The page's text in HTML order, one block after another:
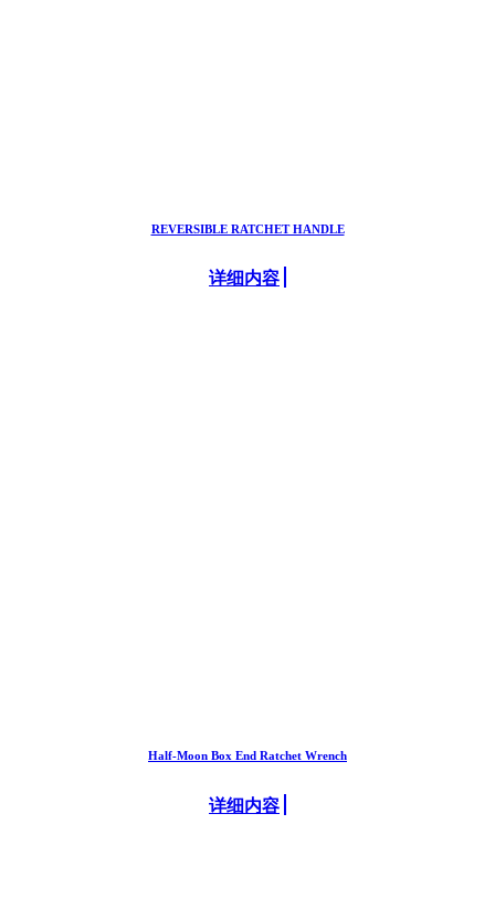
REVERSIBLE RATCHET HANDLE
详细内容
Half-Moon Box End Ratchet Wrench
详细内容